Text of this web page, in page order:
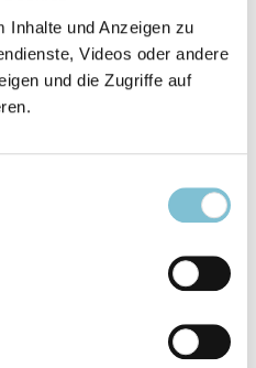
Inhalte und Anzeigen zu
Videos oder andere
und die Zugriffe auf
die auf dem
Gotteshauses
aller befragten
in der Nähe von PC
eigene
in der
dass gerade